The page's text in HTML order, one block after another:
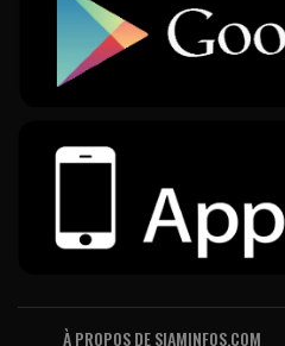
À PROPOS DE SIAMINFOS.COM